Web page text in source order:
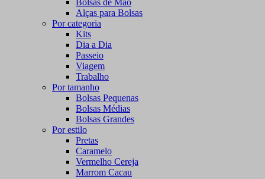
Bolsas de Mão
Alças para Bolsas
Por categoria
Kits
Dia a Dia
Passeio
Viagem
Trabalho
Por tamanho
Bolsas Pequenas
Bolsas Médias
Bolsas Grandes
Por estilo
Pretas
Caramelo
Vermelho Cereja
Marrom Cacau